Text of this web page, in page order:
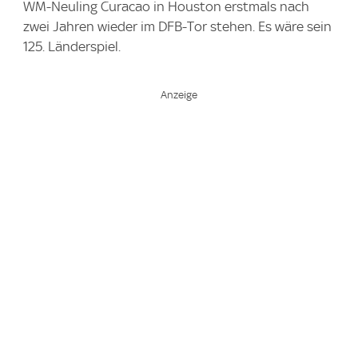
WM-Neuling Curacao in Houston erstmals nach
zwei Jahren wieder im DFB-Tor stehen. Es wäre sein
125. Länderspiel.